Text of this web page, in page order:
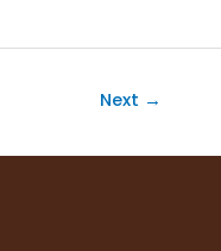
Next →